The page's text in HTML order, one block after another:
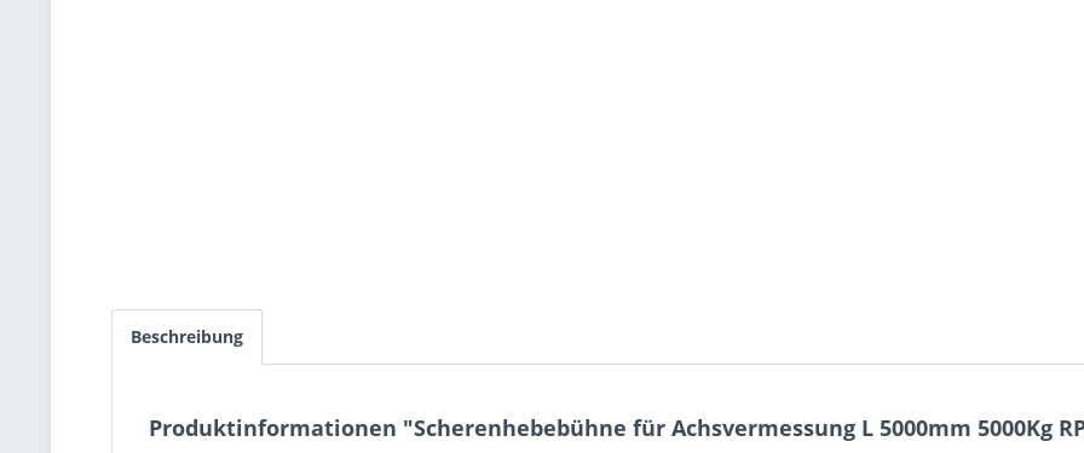
Beschreibung
Produktinformationen "Scherenhebebühne für Achsvermessung L 5000mm 5000Kg